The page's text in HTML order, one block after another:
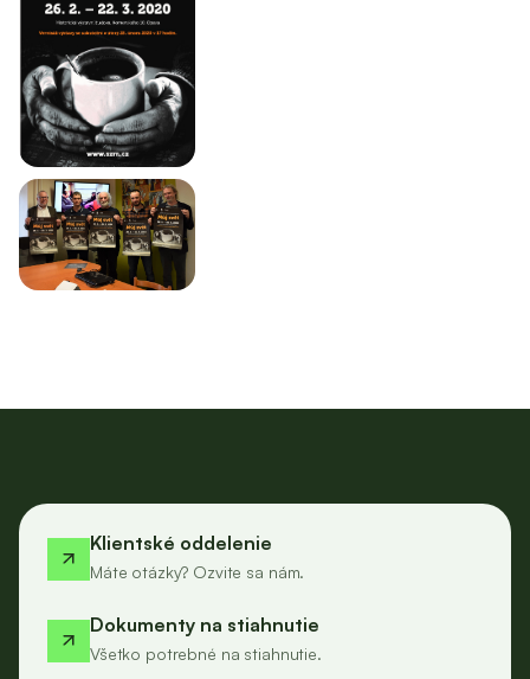
Klientské oddelenie
Máte otázky? Ozvite sa nám.
Dokumenty na stiahnutie
Všetko potrebné na stiahnutie.